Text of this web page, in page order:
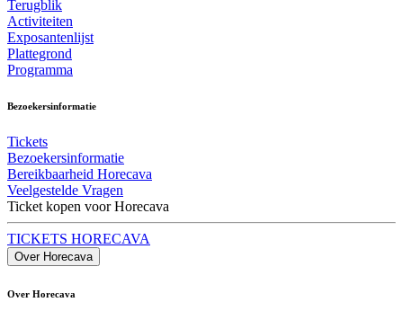
Terugblik
Activiteiten
Exposantenlijst
Plattegrond
Programma
Bezoekersinformatie
Tickets
Bezoekersinformatie
Bereikbaarheid Horecava
Veelgestelde Vragen
Ticket kopen voor Horecava
TICKETS HORECAVA
Over Horecava
Over Horecava